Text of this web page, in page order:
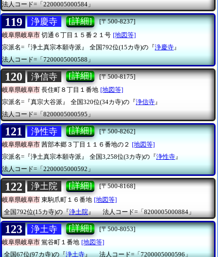
法人コード=「2200005000584」
119 浄慶寺 [詳細]
[〒500-8237]
岐阜県岐阜市 切通６丁目１５番２１号 [地図等]
宗派名=『浄土真宗本願寺派』
全国792位(15カ寺)の『浄慶寺 』
法人コード=「7200005000588」
120 浄信寺 [詳細]
[〒500-8175]
岐阜県岐阜市 長住町８丁目１番地 [地図等]
宗派名=『真宗大谷派』
全国320位(34カ寺)の『浄信寺』
法人コード=「8200005000595」
121 浄性寺 [詳細]
[〒500-8262]
岐阜県岐阜市 茜部本郷３丁目１１６番地の２ [地図等]
宗派名=『浄土真宗本願寺派』
全国3,258位(3カ寺)の『浄性寺』
法人コード=「2200005000592」
122 浄土院 [詳細]
[〒500-8168]
岐阜県岐阜市 東駒爪町１６番地 [地図等]
全国792位(15カ寺)の『浄土院』 法人コード=「8200005000884」
123 浄土寺 [詳細]
[〒500-8053]
岐阜県岐阜市 鴬谷町１番地 [地図等]
全国67位(97カ寺)の『浄土寺』 法人コード=「7200005000596」